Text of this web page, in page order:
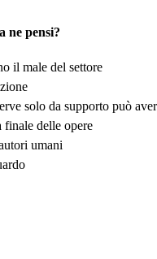
ne pensi?
il male del settore
solo da supporto può
finale delle opere
umani